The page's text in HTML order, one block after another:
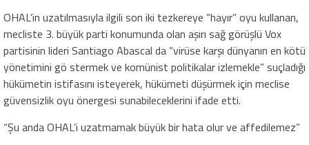
OHAL’in uzatılmasıyla ilgili son iki tezkereye “hayır” oyu kullanan,
mecliste 3. büyük parti konumunda olan aşırı sağ görüşlü Vox
partisinin lideri Santiago Abascal da “virüse karşı dünyanın en kötü
yönetimini gö stermek ve komünist politikalar izlemekle” suçladığı
hükümetin istifasını isteyerek, hükümeti düşürmek için meclise
güvensizlik oyu önergesi sunabileceklerini ifade etti.
“Şu anda OHAL’i uzatmamak büyük bir hata olur ve affedilemez”